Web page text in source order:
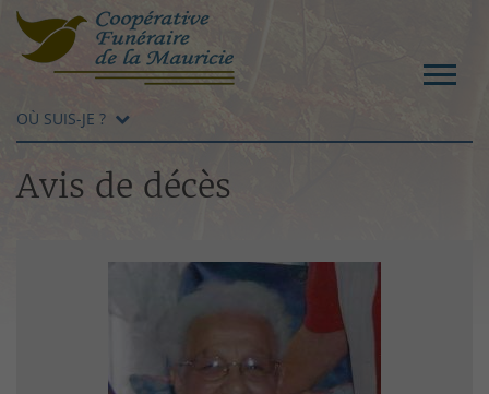
OÙ SUIS-JE ?
Avis de décès